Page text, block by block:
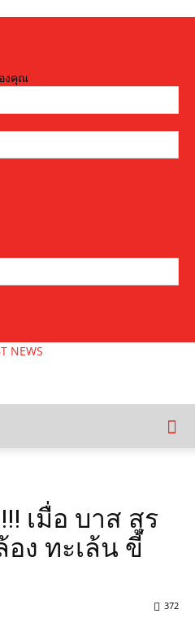
งคุณ
NEWS
เมื่อ บาส สุร
ง ทะเล้น ขี้
372